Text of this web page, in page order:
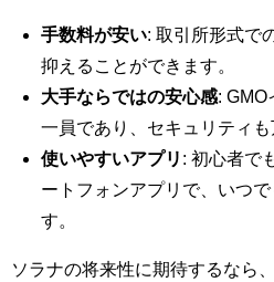
手数料が安い: 取引所形式で
抑えることができます。
大手ならではの安心感: GMO
一員であり、セキュリティも
使いやすいアプリ : 初心者で
ートフォンアプリで、いつ
す。
ソラナの将来性に期待するなら